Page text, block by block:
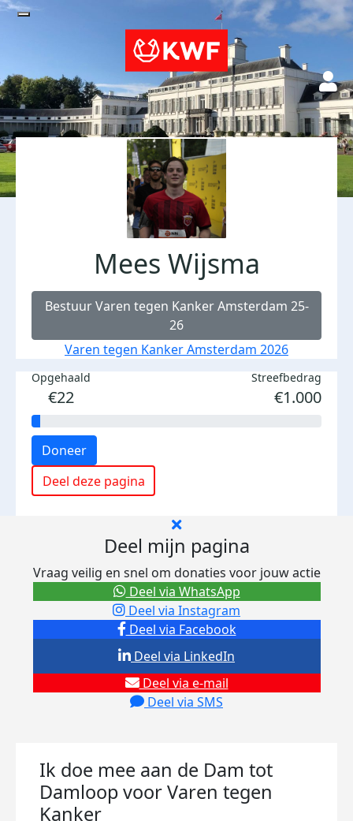
Mees Wijsma
Bestuur Varen tegen Kanker Amsterdam 25-
26
Varen tegen Kanker Amsterdam 2026
Opgehaald
€22
Streefbedrag
€1.000
Doneer
Deel deze pagina
Deel mijn pagina
Vraag veilig en snel om donaties voor jouw actie
Deel via Facebook
Deel via Instagram
Deel via e-mail
Deel via SMS
Deel via LinkedIn
Deel via WhatsApp
Ik doe mee aan de Dam tot
Damloop voor Varen tegen
Kanker